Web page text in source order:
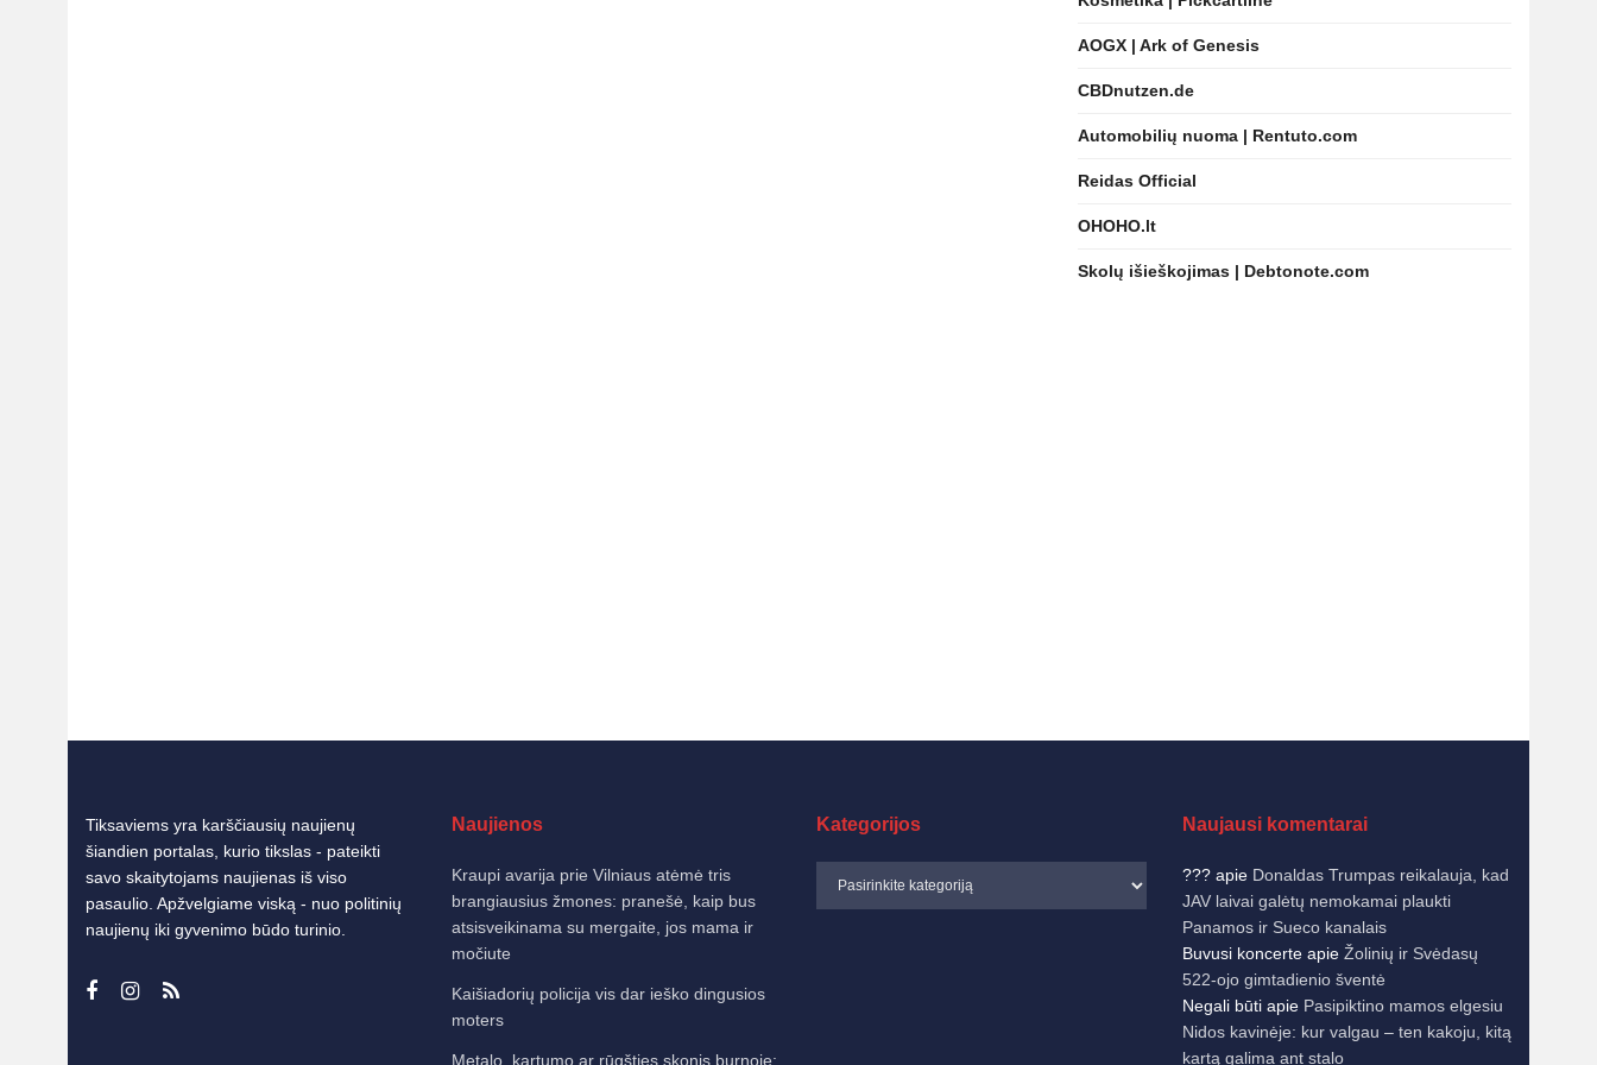
AOGX | Ark of Genesis
CBDnutzen.de
Automobilių nuoma | Rentuto.com
Reidas Official
OHOHO.lt
Skolų išieškojimas | Debtonote.com
Tiksaviems yra karščiausių naujienų
šiandien portalas, kurio tikslas - pateikti
savo skaitytojams naujienas iš viso
pasaulio. Apžvelgiame viską - nuo politinių
naujienų iki gyvenimo būdo turinio.
Naujienos
Kraupi avarija prie Vilniaus atėmė tris
brangiausius žmones: pranešė, kaip bus
atsisveikinama su mergaite, jos mama ir
močiute
Kaišiadorių policija vis dar ieško dingusios
moters
Metalo, kartumo ar rūgšties skonis burnoje:
Kategorijos Naujausi komentarai
???apie Donaldas Trumpas reikalauja, kad
JAV laivai galėtų nemokamai plaukti
Panamos ir Sueco kanalais
Buvusi koncerteapie Žolinių ir Svėdasų
522-ojo gimtadienio šventė
Negali būtiapie Pasipiktino mamos elgesiu
Nidos kavinėje: kur valgau – ten kakoju, kitą
kartą galima ant stalo